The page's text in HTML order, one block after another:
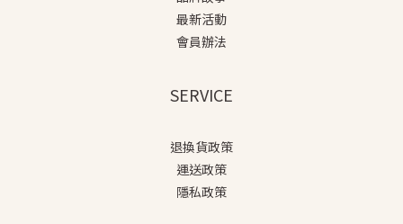
最新活動
會員辦法
SERVICE
退換貨政策
運送政策
隱私政策